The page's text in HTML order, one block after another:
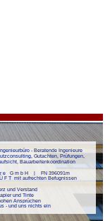
- Beratende Ingenieure
Gutachten, Prüfungen,
Bauarbeitenkoordination
r e G m b H | FN 396091m
F T mit aufrechten Befugnissen
Verstand
und Tinte
Ansprüchen
uns nichts ein